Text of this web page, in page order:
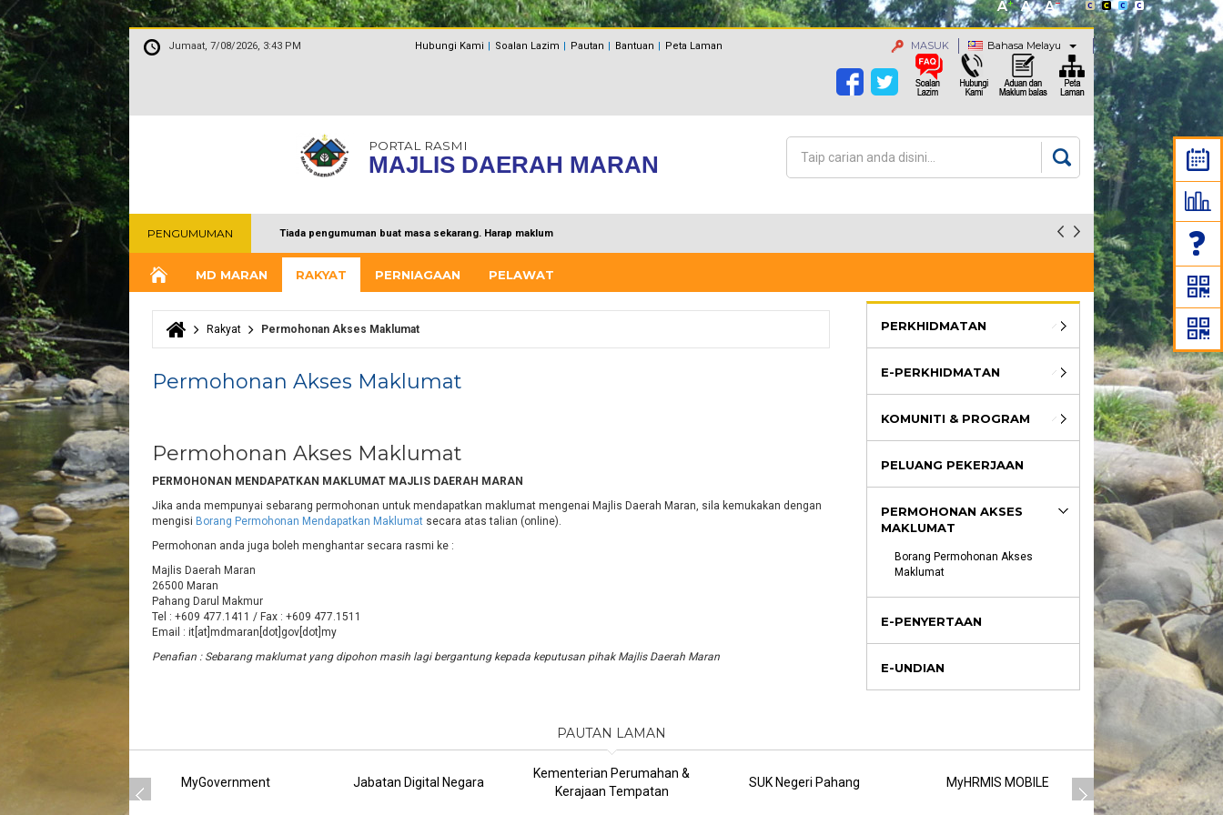
Jumaat, 7/08/2026, 3:43 PM Hubungi Kami Soalan Lazim Pautan Bantuan Peta Laman MASUK Bahasa Melayu
PORTAL RASMI
MAJLIS DAERAH MARAN Borang carian
Carian
PENGUMUMAN Tiada pengumuman buat masa sekarang. Harap maklum
MD MARAN RAKYAT PERNIAGAAN PELAWAT
Anda di sini
Rakyat Permohonan Akses Maklumat
Permohonan Akses Maklumat
Permohonan Akses Maklumat
PERMOHONAN MENDAPATKAN MAKLUMAT MAJLIS DAERAH MARAN
Jika anda mempunyai sebarang permohonan untuk mendapatkan maklumat mengenai Majlis Daerah Maran, sila kemukakan dengan
mengisi Borang Permohonan Mendapatkan Maklumat secara atas talian (online).
Permohonan anda juga boleh menghantar secara rasmi ke :
Majlis Daerah Maran
26500 Maran
Pahang Darul Makmur
Tel : +609 477.1411 / Fax : +609 477.1511
Email : it[at]mdmaran[dot]gov[dot]my
Penafian : Sebarang maklumat yang dipohon masih lagi bergantung kepada keputusan pihak Majlis Daerah Maran
PERKHIDMATAN
E-PERKHIDMATAN
KOMUNITI & PROGRAM
PELUANG PEKERJAAN
PERMOHONAN AKSES
MAKLUMAT
Borang Permohonan Akses
Maklumat
E-PENYERTAAN
E-UNDIAN
PAUTAN LAMAN
MyGovernment Jabatan Digital Negara
Kementerian Perumahan &
Kerajaan Tempatan
SUK Negeri Pahang MyHRMIS MOBILE MSC